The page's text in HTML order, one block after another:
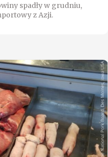
spadły w grudniu,
z Azji.